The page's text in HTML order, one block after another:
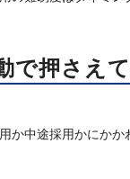
で押さえ
か中途採用かにかか